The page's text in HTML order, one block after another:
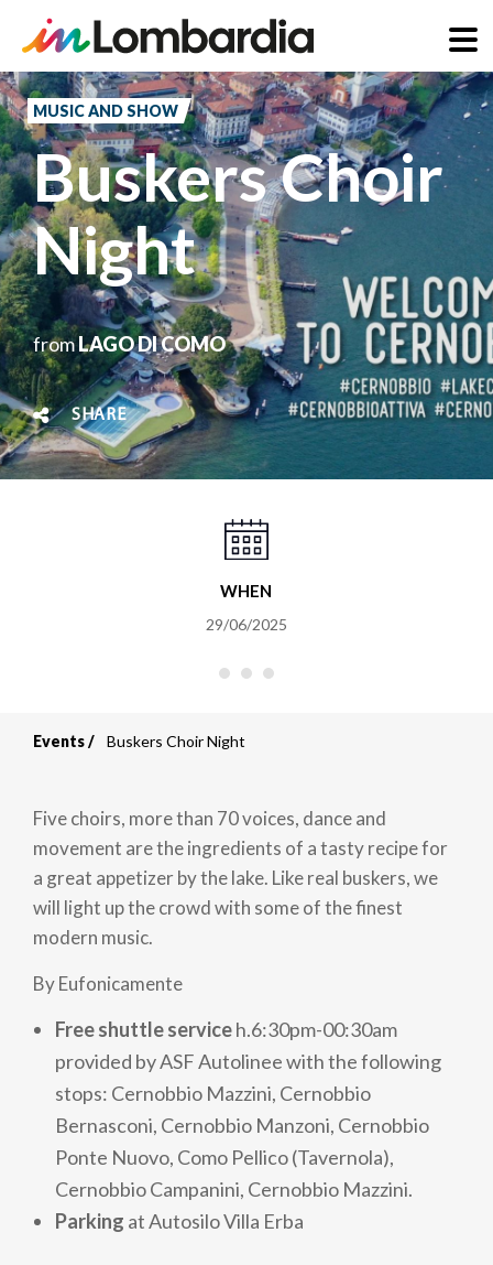
Skip
to
main
content
MUSIC AND SHOW
Buskers Choir
Night
fromLAGO DI COMO
SHARE
WHEN
29/06/2025
Events Buskers Choir Night
Five choirs, more than 70 voices, dance and
movement are the ingredients of a tasty recipe for
a great appetizer by the lake. Like real buskers, we
will light up the crowd with some of the finest
modern music.
By Eufonicamente
Free shuttle serviceh.6:30pm-00:30am
provided by ASF Autolinee with the following
stops: Cernobbio Mazzini, Cernobbio
Bernasconi, Cernobbio Manzoni, Cernobbio
Ponte Nuovo, Como Pellico (Tavernola),
Cernobbio Campanini, Cernobbio Mazzini.
Parking at Autosilo Villa Erba